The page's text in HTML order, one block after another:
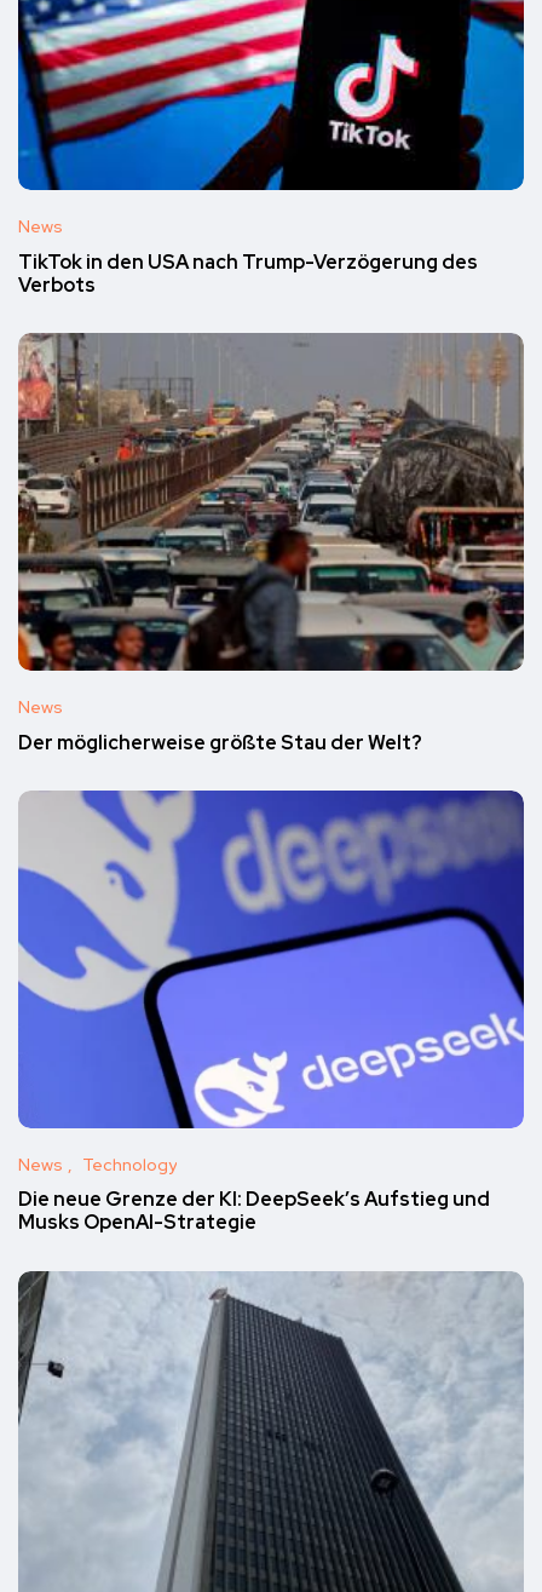
News
TikTok in den USA nach Trump-Verzögerung des
Verbots
News
Der möglicherweise größte Stau der Welt?
News Technology
Die neue Grenze der KI: DeepSeek’s Aufstieg und
Musks OpenAI-Strategie